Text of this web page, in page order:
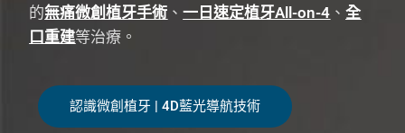
的無痛微創植牙手術 、一日速定植牙All-on-4 、全
口重建等治療。
認識微創植牙 | 4D藍光導航技術